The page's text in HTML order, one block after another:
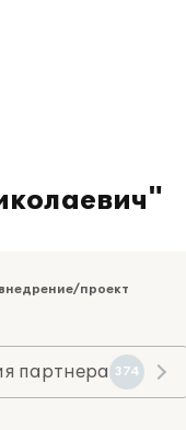
проект
партнера 374